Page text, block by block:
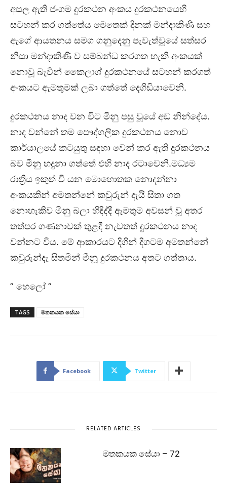
අසල ඇති ජංගම දුරකථන අංකය දුරකථනයෙහි
සටහන් කර ගත්තේය මෙතෙක් දිනක් මන්දාකිණි සහ
ඇගේ ආයතනය සමග ගනුදෙනු පැවැත්වූයේ සත්සර
නිසා මන්දාකිණි ව සම්බන්ධ කරගත හැකි අංකයක්
නොවූ බැවින් කෛලාශ් දුරකථනයේ සටහන් කරගත්
අංකයට ඇමතුමක් ලබා ගත්තේ දෙගිඩියාවෙනි.
දුරකථනය නාද වන විට මීනු පසු වූයේ අඩ නින්දේය.
නාද වන්නේ තම පෞද්ගලික දුරකථනය නොව
කාර්යාලයේ කටයුතු සඳහා වෙන් කර ඇති දුරකථනය
බව මීනු හදුනා ගත්තේ එහි නාද රටාවෙනි.මධ්‍යම
රාත්‍රිය ඉකුත් වී යන මොහොතක නොදන්නා
අංකයකින් අමතන්නේ කවුරුන් දැයි සිතා ගත
නොහැකිව මීනු බලා හිඳිද්දී ඇමතුම අවසන් වූ අතර
තත්පර ගණනාවක් තුළදී නැවතත් දුරකථනය නාද
වන්නට විය. මේ ආකාරයට දිගින් දිගටම අමතන්නේ
කවුරුන්දැ සිතමින් මීනූ දුරකථනය අතට ගත්තාය.
” හෙලෝ ”
TAGS මතකයක සේයා
Facebook Twitter
RELATED ARTICLES
මතකයක සේයා – 72